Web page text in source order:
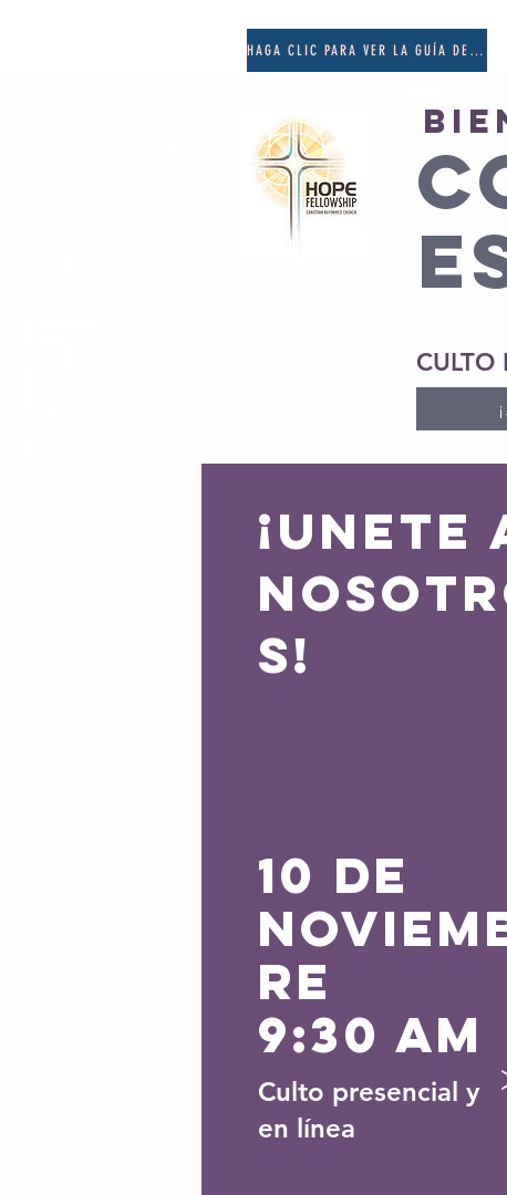
HAGA CLIC PARA VER LA GUÍA DE ORACIÓN
¡UNETE
S!
10 de
re
9:30 am
Culto presencial y
en línea